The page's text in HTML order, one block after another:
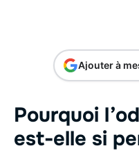
Ajouter à
Pourquoi
est-elle si